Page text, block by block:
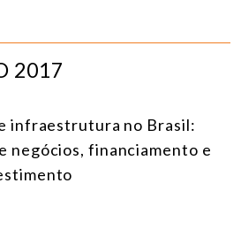
2017
infraestrutura no Brasil:
negócios, financiamento e